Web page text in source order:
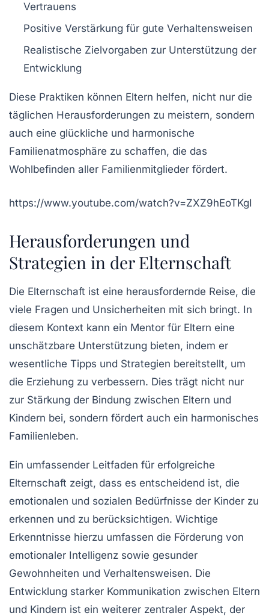
Vertrauens
Positive Verstärkung für gute Verhaltensweisen
Realistische Zielvorgaben zur Unterstützung der
Entwicklung
Diese Praktiken können Eltern helfen, nicht nur die
täglichen Herausforderungen zu meistern, sondern
auch eine glückliche und harmonische
Familienatmosphäre zu schaffen, die das
Wohlbefinden aller Familienmitglieder fördert.
https://www.youtube.com/watch?v=ZXZ9hEoTKgI
Herausforderungen und
Strategien in der Elternschaft
Die Elternschaft ist eine herausfordernde Reise, die
viele Fragen und Unsicherheiten mit sich bringt. In
diesem Kontext kann ein Mentor für Eltern eine
unschätzbare Unterstützung bieten, indem er
wesentliche Tipps und Strategien bereitstellt, um
die Erziehung zu verbessern. Dies trägt nicht nur
zur Stärkung der Bindung zwischen Eltern und
Kindern bei, sondern fördert auch ein harmonisches
Familienleben.
Ein umfassender Leitfaden für erfolgreiche
Elternschaft zeigt, dass es entscheidend ist, die
emotionalen und sozialen Bedürfnisse der Kinder zu
erkennen und zu berücksichtigen. Wichtige
Erkenntnisse hierzu umfassen die Förderung von
emotionaler Intelligenz sowie gesunder
Gewohnheiten und Verhaltensweisen. Die
Entwicklung starker Kommunikation zwischen Eltern
und Kindern ist ein weiterer zentraler Aspekt, der